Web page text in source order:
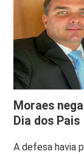
Moraes
Dia dos Pais
A defesa havia